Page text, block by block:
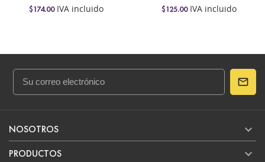
$174.00IVA incluido $125.00IVA incluido
NOSOTROS 
PRODUCTOS 